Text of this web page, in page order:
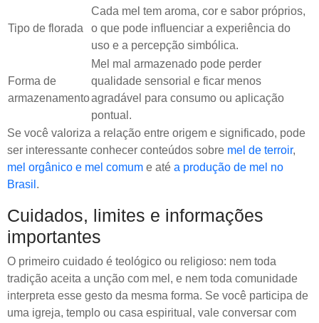
Tipo de florada
Cada mel tem aroma, cor e sabor próprios,
o que pode influenciar a experiência do
uso e a percepção simbólica.
Forma de
armazenamento
Mel mal armazenado pode perder
qualidade sensorial e ficar menos
agradável para consumo ou aplicação
pontual.
Se você valoriza a relação entre origem e significado, pode
ser interessante conhecer conteúdos sobre mel de terroir,
mel orgânico e mel comum e até a produção de mel no
Brasil .
Cuidados, limites e informações
importantes
O primeiro cuidado é teológico ou religioso: nem toda
tradição aceita a unção com mel, e nem toda comunidade
interpreta esse gesto da mesma forma. Se você participa de
uma igreja, templo ou casa espiritual, vale conversar com